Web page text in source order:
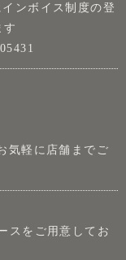
ンボイス制度の登
す
気軽に店舗までご
スをご用意してお